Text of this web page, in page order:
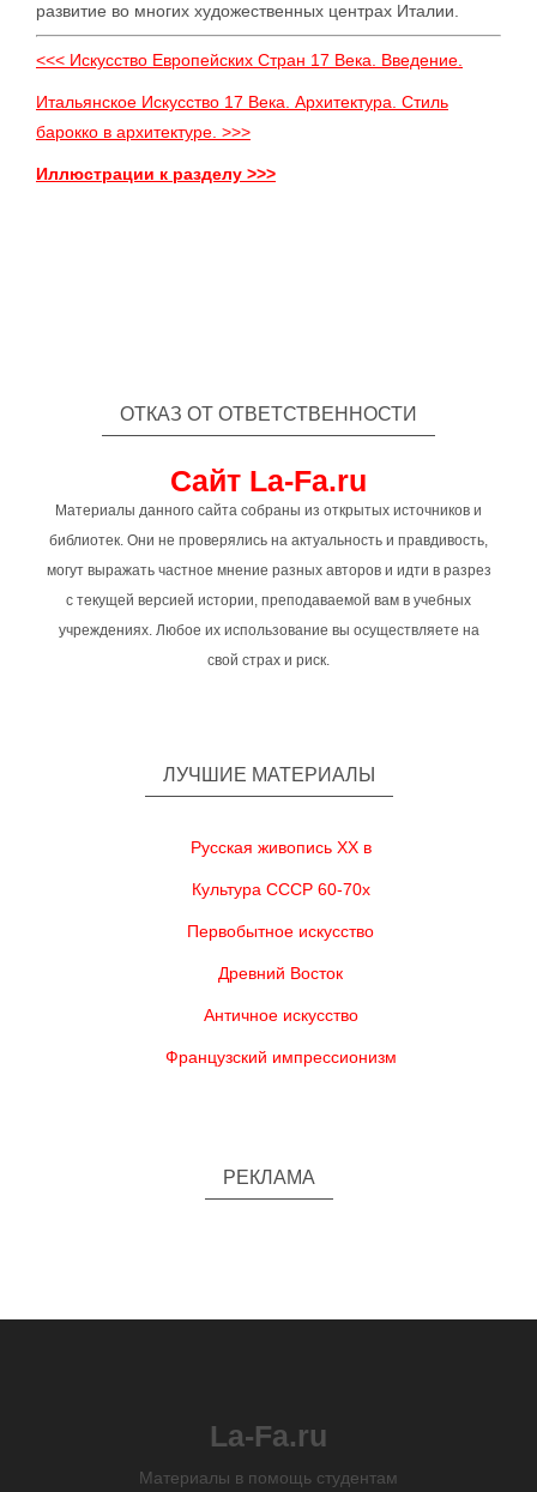
развитие во многих художественных центрах Италии.
<<< Искусство Европейских Стран 17 Века. Введение.
Итальянское Искусство 17 Века. Архитектура. Стиль
барокко в архитектуре. >>>
Иллюстрации к разделу >>>
ОТКАЗ ОТ ОТВЕТСТВЕННОСТИ
Сайт La-Fa.ru
Материалы данного сайта собраны из открытых источников и
библиотек. Они не проверялись на актуальность и правдивость,
могут выражать частное мнение разных авторов и идти в разрез
с текущей версией истории, преподаваемой вам в учебных
учреждениях. Любое их использование вы осуществляете на
свой страх и риск.
ЛУЧШИЕ МАТЕРИАЛЫ
Русская живопись XX в
Культура СССР 60-70х
Первобытное искусство
Древний Восток
Античное искусство
Французский импрессионизм
РЕКЛАМА
La-Fa.ru
Материалы в помощь студентам